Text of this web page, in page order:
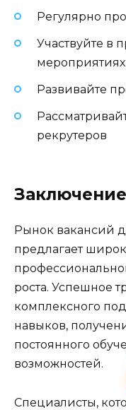
Регулярно
Участвуйте в
мероприятиях
Развивайте
рекрутеров
Заключение
Рынок вакансий
предлагает
роста. Успешное
комплексного
навыков,
постоянного
возможностей.
Специалисты,